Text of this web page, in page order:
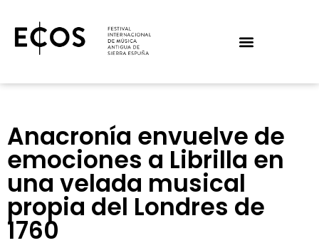
Anacronía envuelve de
emociones a Librilla en
una velada musical
propia del Londres de
1760